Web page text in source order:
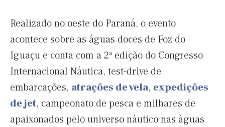
Realizado no oeste do Paraná, o evento
acontece sobre as águas doces de Foz do
Iguaçu e conta com a 2ª edição do Congresso
Internacional Náutica, test-drive de
embarcações, atrações de vela, expedições
de jet, campeonato de pesca e milhares de
apaixonados pelo universo náutico nas águas